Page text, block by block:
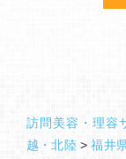
訪問美容・理容
越・北陸>福井